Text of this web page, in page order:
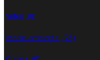
Video (8)
Medio ambiente (26)